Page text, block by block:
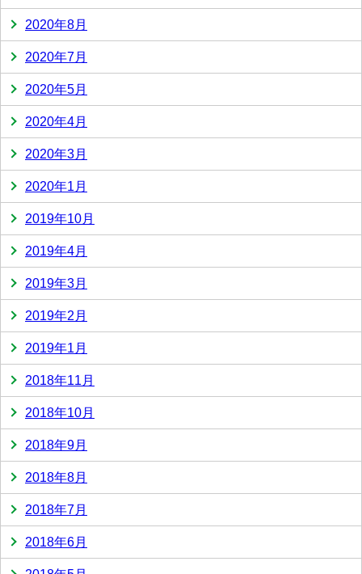
2020年8月
2020年7月
2020年5月
2020年4月
2020年3月
2020年1月
2019年10月
2019年4月
2019年3月
2019年2月
2019年1月
2018年11月
2018年10月
2018年9月
2018年8月
2018年7月
2018年6月